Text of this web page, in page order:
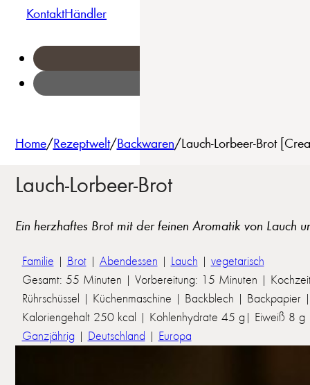
KontaktHändler
Home/Rezeptwelt/Backwaren/Lauch-Lorbeer-Brot
Lauch-Lorbeer-Brot
Ein herzhaftes Brot mit der feinen Aromatik von
Familie | Brot| Abendessen | Lauch | vegetarisch
Gesamt: 55 Minuten | Vorbereitung: 15 Minuten |
Rührschüssel | Küchenmaschine | Backblech | Backpapier
Kaloriengehalt 250 kcal | Kohlenhydrate 45 g| Eiweiß 8
Ganzjährig | Deutschland | Europa